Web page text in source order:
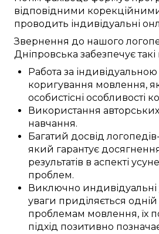
відповідними
проводить індивідуальні
Звернення до нашого
Дніпровська забезпечує такі
Работа за індивідуальною
коригування мовлення,
особистісні особливості
Використання авторських
навчання.
Багатий досвід
який гарантує
результатів в аспекті
проблем.
Виключно индивідуальні
уваги приділяється одній
проблемам мовлення, їх
підхід позитивно